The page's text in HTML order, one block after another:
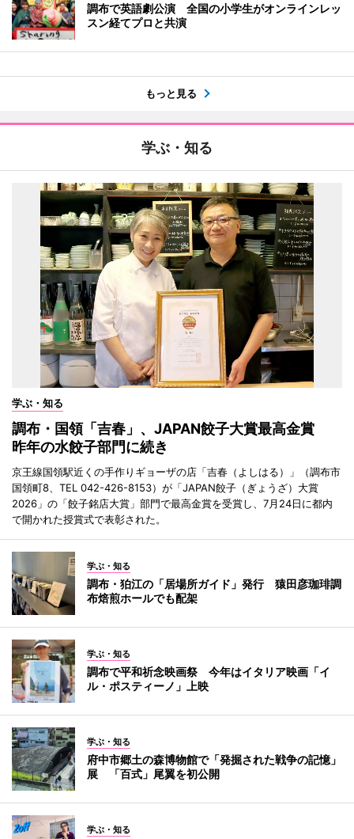
調布で英語劇公演 全国の小学生がオンラインレッ
スン経てプロと共演
もっと見る
学ぶ・知る
学ぶ・知る
調布・国領「吉春」、JAPAN餃子大賞最高金賞
昨年の水餃子部門に続き
京王線国領駅近くの手作りギョーザの店「吉春（よしはる）」（調布市
国領町8、TEL 042-426-8153）が「JAPAN餃子（ぎょうざ）大賞
2026」の「餃子銘店大賞」部門で最高金賞を受賞し、7月24日に都内
で開かれた授賞式で表彰された。
学ぶ・知る
調布・狛江の「居場所ガイド」発行 猿田彦珈琲調
布焙煎ホールでも配架
学ぶ・知る
調布で平和祈念映画祭 今年はイタリア映画「イ
ル・ポスティーノ」上映
学ぶ・知る
府中市郷土の森博物館で「発掘された戦争の記憶」
展 「百式」尾翼を初公開
学ぶ・知る